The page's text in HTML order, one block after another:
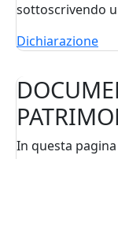
sottoscrivendo
Dichiarazione
In questa